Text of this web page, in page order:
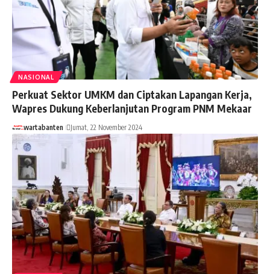
NASIONAL
Perkuat Sektor UMKM dan Ciptakan Lapangan Kerja,
Wapres Dukung Keberlanjutan Program PNM Mekaar
wartabanten Jumat, 22 November 2024